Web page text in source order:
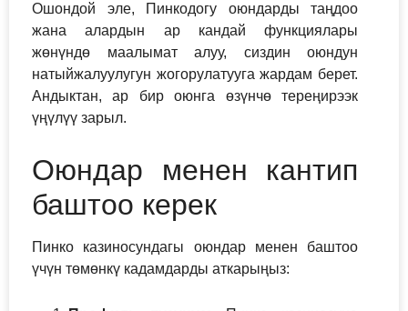
Ошондой эле, Пинкодогу оюндарды таңдоо
жана алардын ар кандай функциялары
жөнүндө маалымат алуу, сиздин оюндун
натыйжалуулугун жогорулатууга жардам берет.
Андыктан, ар бир оюнга өзүнчө тереңирээк
үңүлүү зарыл.
Оюндар менен кантип
баштоо керек
Пинко казиносундагы оюндар менен баштоо
үчүн төмөнкү кадамдарды аткарыңыз: